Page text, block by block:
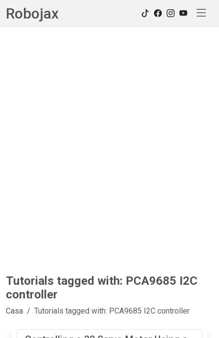
Robojax
Tutorials tagged with: PCA9685 I2C
controller
Casa Tutorials tagged with: PCA9685 I2C controller